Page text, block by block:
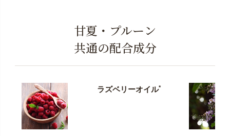
甘夏・プルーン
共通の配合成分
ラズベリーオイル*